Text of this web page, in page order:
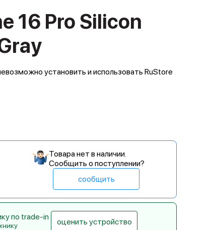
16 Pro Silicon
установить и использовать RuStore
Товара нет в наличии.
Сообщить о поступлении?
сообщить
по trade-in
оценить устройство